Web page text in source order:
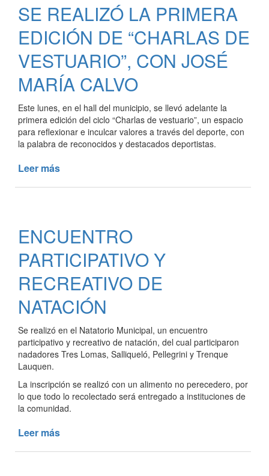
DE
FRANCISCO
FIEL
EN
EL
PASEO
DEL
DEPORTE
SE REALIZÓ LA PRIMERA
EDICIÓN DE “CHARLAS DE
VESTUARIO”, CON JOSÉ
MARÍA CALVO
Este lunes, en el hall del municipio, se llevó adelante la
primera edición del ciclo “Charlas de vestuario”, un espacio
para reflexionar e inculcar valores a través del deporte, con
la palabra de reconocidos y destacados deportistas.
Leer más
EDICIÓN
DE
“CHARLAS
DE
VESTUARIO”,
CON
JOSÉ
MARÍA
CALVO
ENCUENTRO
PARTICIPATIVO Y
RECREATIVO DE
NATACIÓN
Se realizó en el Natatorio Municipal, un encuentro
participativo y recreativo de natación, del cual participaron
nadadores Tres Lomas, Salliqueló, Pellegrini y Trenque
Lauquen.
La inscripción se realizó con un alimento no perecedero, por
lo que todo lo recolectado será entregado a instituciones de
la comunidad.
Leer más